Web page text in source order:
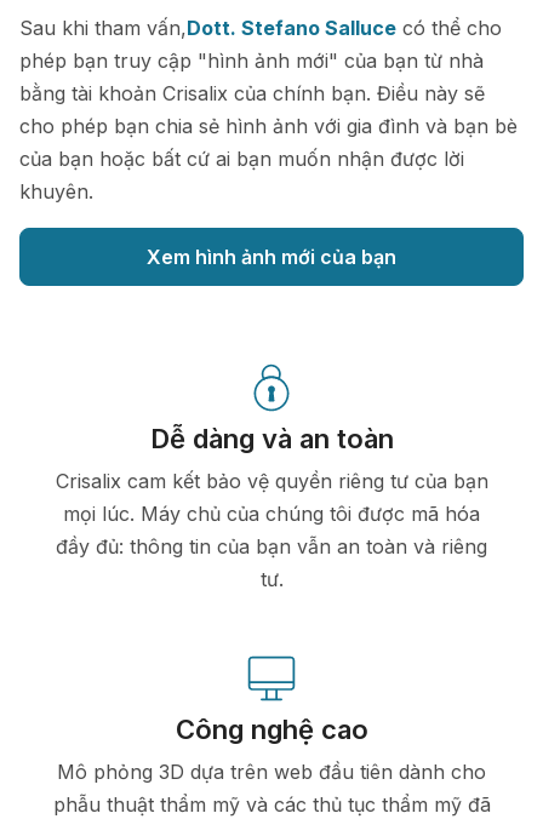
Sau khi tham vấn,Dott. Stefano Salluce có thể cho
phép bạn truy cập "hình ảnh mới" của bạn từ nhà
bằng tài khoản Crisalix của chính bạn. Điều này sẽ
cho phép bạn chia sẻ hình ảnh với gia đình và bạn bè
của bạn hoặc bất cứ ai bạn muốn nhận được lời
khuyên.
Xem hình ảnh mới của bạn
Dễ dàng và an toàn
Crisalix cam kết bảo vệ quyền riêng tư của bạn
mọi lúc. Máy chủ của chúng tôi được mã hóa
đầy đủ: thông tin của bạn vẫn an toàn và riêng
tư.
Công nghệ cao
Mô phỏng 3D dựa trên web đầu tiên dành cho
phẫu thuật thẩm mỹ và các thủ tục thẩm mỹ đã